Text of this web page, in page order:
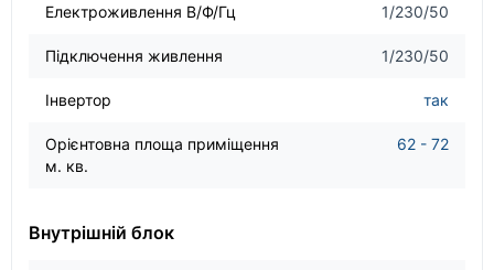
Електроживлення В/Ф/Гц 1/230/50
Підключення живлення 1/230/50
Інвертор так
Орієнтовна площа приміщення
м. кв.
62 - 72
Внутрішній блок